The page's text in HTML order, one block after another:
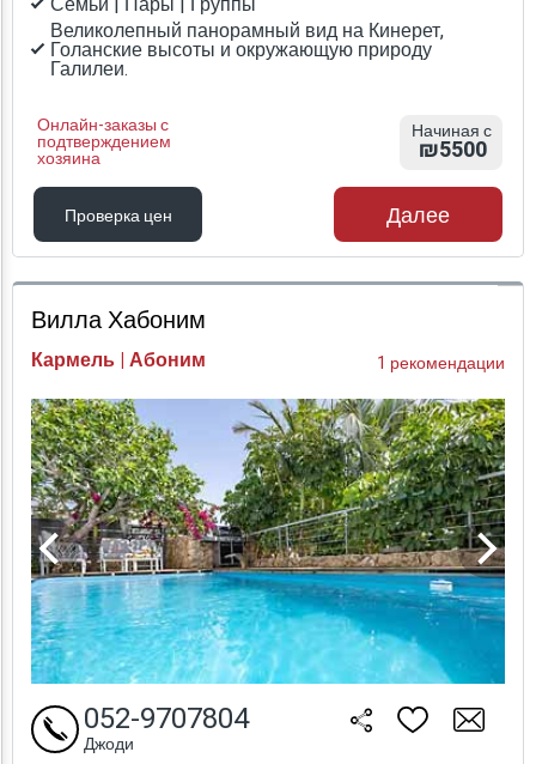
Великолепный панорамный вид на Кинерет,
Голанские высоты и окружающую природу
Галилеи.
Онлайн-заказы с
подтверждением
хозяина
Начиная с
₪5500
Проверка цен
Проверка цен
Далее
Вилла Хабоним
Кармель | Абоним 1 рекомендации
052-9707804
Джоди